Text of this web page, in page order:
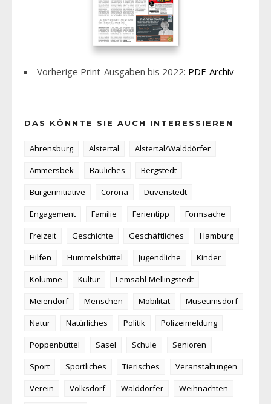
Vorherige Print-Ausgaben bis 2022: PDF-Archiv
DAS KÖNNTE SIE AUCH INTERESSIEREN
Ahrensburg Alstertal
Alstertal/Walddörfer
Ammersbek
Bauliches
Bergstedt
Bürgerinitiative
Corona
Duvenstedt
Engagement
Familie Ferientipp
Formsache
Freizeit
Geschichte Geschäftliches
Hamburg
Hilfen
Hummelsbüttel Jugendliche
Kinder
Kolumne
Kultur
Lemsahl-Mellingstedt
Meiendorf
Menschen Mobilität
Museumsdorf
Natur
Natürliches Politik
Polizeimeldung
Poppenbüttel
Sasel Schule
Senioren
Sport
Sportliches Tierisches
Veranstaltungen
Verein
Volksdorf Walddörfer
Weihnachten